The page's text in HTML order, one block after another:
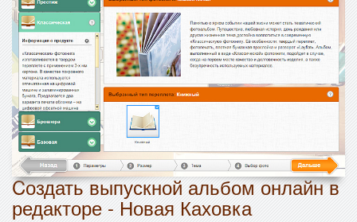
Cоздать выпускной альбом онлайн в
редакторе - Новая Каховка